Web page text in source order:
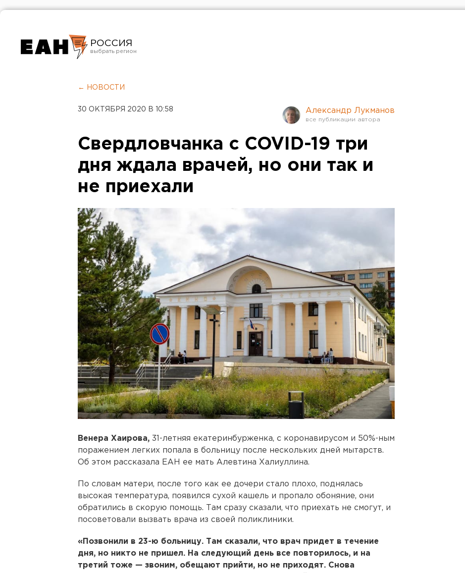
РОССИЯ
Челябинск
← НОВОСТИ
30 ОКТЯБРЯ 2020 В 10:58 Александр Лукманов
Свердловчанка с COVID-19 три
дня ждала врачей, но они так и
не приехали
Венера Хаирова, 31-летняя екатеринбурженка, с коронавирусом и 50%-ным
поражением легких попала в больницу после нескольких дней мытарств.
Об этом рассказала ЕАН ее мать Алевтина Халиуллина.
По словам матери, после того как ее дочери стало плохо, поднялась
высокая температура, появился сухой кашель и пропало обоняние, они
обратились в скорую помощь. Там сразу сказали, что приехать не смогут, и
посоветовали вызвать врача из своей поликлиники.
«Позвонили в 23-ю больницу. Там сказали, что врач придет в течение
дня, но никто не пришел. На следующий день все повторилось, и на
третий тоже — звоним, обещают прийти, но не приходят. Снова